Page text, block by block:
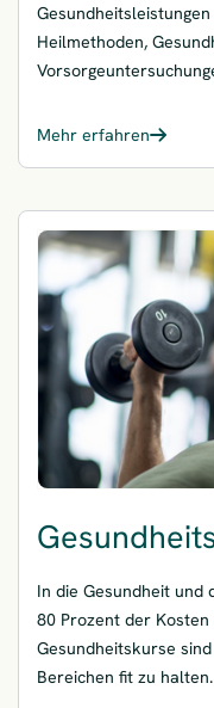
Heilmethoden,
Mehr erfahren
– Gesundheitskonto
In die Gesundheit und
80 Prozent der
Gesundheitskurse
Bereichen fit zu halten.